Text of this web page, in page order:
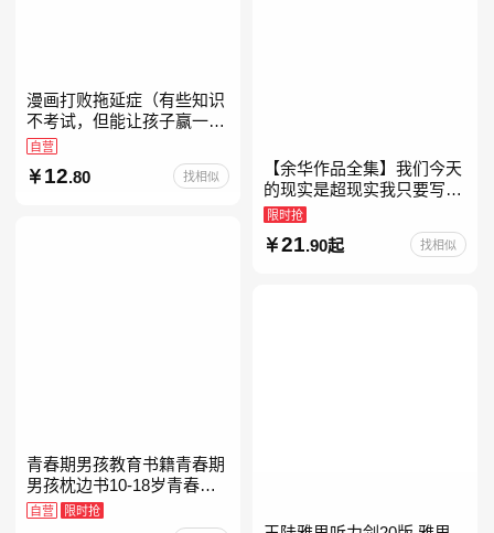
漫画打败拖延症（有些知识
不考试，但能让孩子赢一辈
子。减少压力、增强自信、
把握机遇、培养自律，结合
“小行动”触发大脑行动开
自营
12.80 找相似
【余华作品全集】我们今天
的现实是超现实我只要写作
就是回家卢克明的偷偷一笑
余华新书活着世界上的迷路
者余华写作课文学课山谷微
限时抢
21 .90起 找相似
青春期男孩教育书籍青春期
男孩枕边书10-18岁青春期
男孩成长手册男生叛逆期非
暴力家庭教育父母心理学性
自营 限时抢